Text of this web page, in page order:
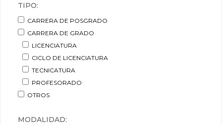
TIPO:
CARRERA DE POSGRADO
CARRERA DE GRADO
LICENCIATURA
CICLO DE LICENCIATURA
TECNICATURA
PROFESORADO
OTROS
MODALIDAD: